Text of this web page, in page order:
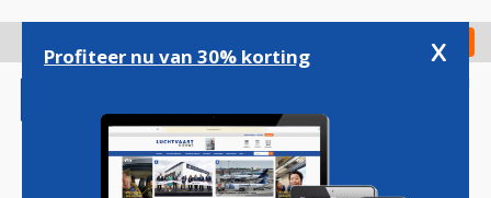
gaan
Check in
Profiteer nu van 30% korting x